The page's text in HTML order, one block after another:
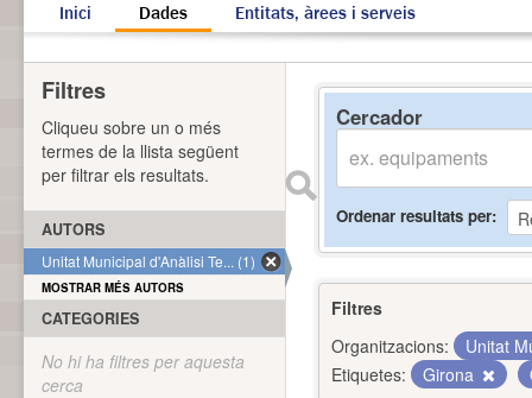
Inici Dades Entitats, àrees i serveis
Cercador
Ordenar resultats per
Filtres
Organitzacions:
Unitat
Etiquetes:
Girona
Filtres
Cliqueu sobre un o més
termes de la llista següent
per filtrar els resultats.
AUTORS
Unitat Municipal d'Anàlisi Te... (1)
MOSTRAR MÉS AUTORS
CATEGORIES
No hi ha filtres per aquesta
cerca